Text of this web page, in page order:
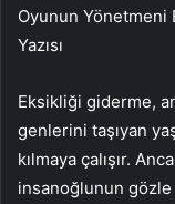
Oyunun Yönetmeni
Yazısı
Eksikliği giderme,
genlerini taşıyan
kılmaya çalışır.
insanoğlunun